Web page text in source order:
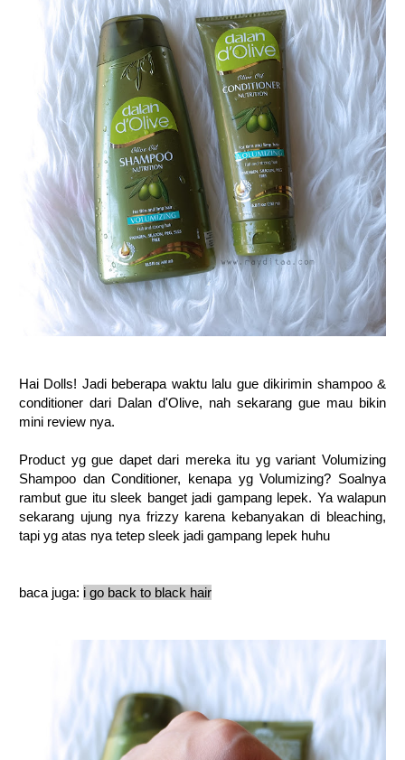
Hai Dolls! Jadi beberapa waktu lalu gue dikirimin shampoo &
conditioner dari Dalan d'Olive, nah sekarang gue mau bikin
mini review nya.
Product yg gue dapet dari mereka itu yg variant Volumizing
Shampoo dan Conditioner, kenapa yg Volumizing? Soalnya
rambut gue itu sleek banget jadi gampang lepek. Ya walapun
sekarang ujung nya frizzy karena kebanyakan di bleaching,
tapi yg atas nya tetep sleek jadi gampang lepek huhu
baca juga: i go back to black hair